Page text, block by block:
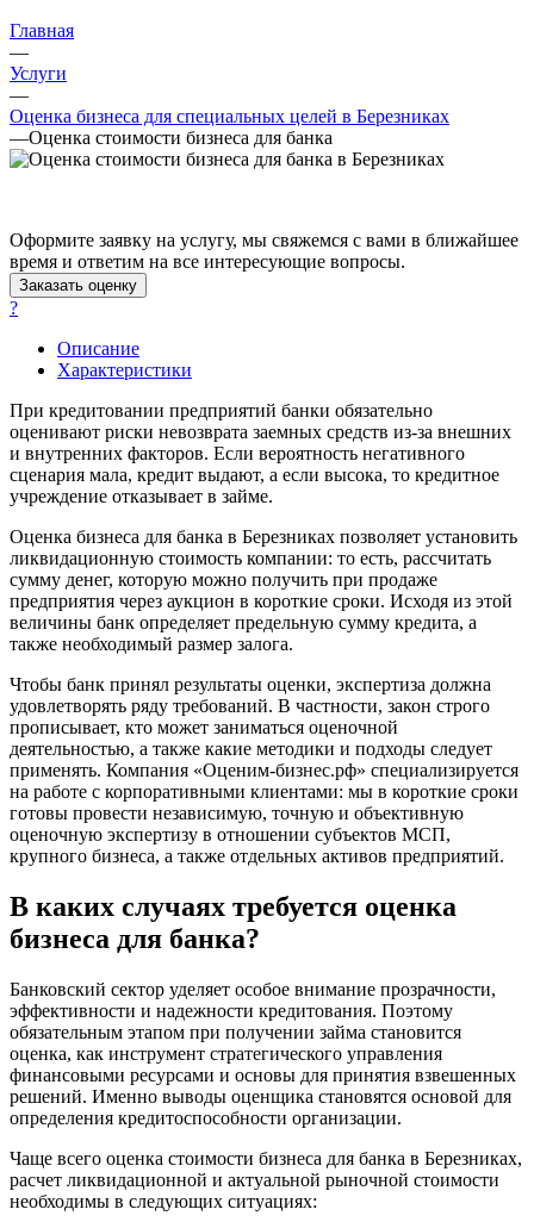
Главная
—
Услуги
—
Оценка бизнеса для специальных целей в Березниках
—Оценка стоимости бизнеса для банка
Оформите заявку на услугу, мы свяжемся с вами в ближайшее
время и ответим на все интересующие вопросы.
Заказать оценку
?
Описание
Характеристики
При кредитовании предприятий банки обязательно
оценивают риски невозврата заемных средств из-за внешних
и внутренних факторов. Если вероятность негативного
сценария мала, кредит выдают, а если высока, то кредитное
учреждение отказывает в займе.
Оценка бизнеса для банка в Березниках позволяет установить
ликвидационную стоимость компании: то есть, рассчитать
сумму денег, которую можно получить при продаже
предприятия через аукцион в короткие сроки. Исходя из этой
величины банк определяет предельную сумму кредита, а
также необходимый размер залога.
Чтобы банк принял результаты оценки, экспертиза должна
удовлетворять ряду требований. В частности, закон строго
прописывает, кто может заниматься оценочной
деятельностью, а также какие методики и подходы следует
применять. Компания «Оценим-бизнес.рф» специализируется
на работе с корпоративными клиентами: мы в короткие сроки
готовы провести независимую, точную и объективную
оценочную экспертизу в отношении субъектов МСП,
крупного бизнеса, а также отдельных активов предприятий.
В каких случаях требуется оценка
бизнеса для банка?
Банковский сектор уделяет особое внимание прозрачности,
эффективности и надежности кредитования. Поэтому
обязательным этапом при получении займа становится
оценка, как инструмент стратегического управления
финансовыми ресурсами и основы для принятия взвешенных
решений. Именно выводы оценщика становятся основой для
определения кредитоспособности организации.
Чаще всего оценка стоимости бизнеса для банка в Березниках,
расчет ликвидационной и актуальной рыночной стоимости
необходимы в следующих ситуациях:
Аша
Баймак
Балабаново
Балаково
Балашиха
Барнаул
Батайск
Бахчисарай
Белая Калитва
Белгород
Белебей
Белово
Белогорск
Белорецк
Белореченск
Белоярский
Бердск
Березники
Бийск
Биробиджан
Бирск
Бирюч
Благовещенск
Благодарный
Богородицк
Боготол
Большой Камень
Бор
Борзя
Борисоглебск
Боровичи
Братск
Брянск
Бугульма
Бугуруслан
Бузулук
Буй
Бутурлиновка
Валдай